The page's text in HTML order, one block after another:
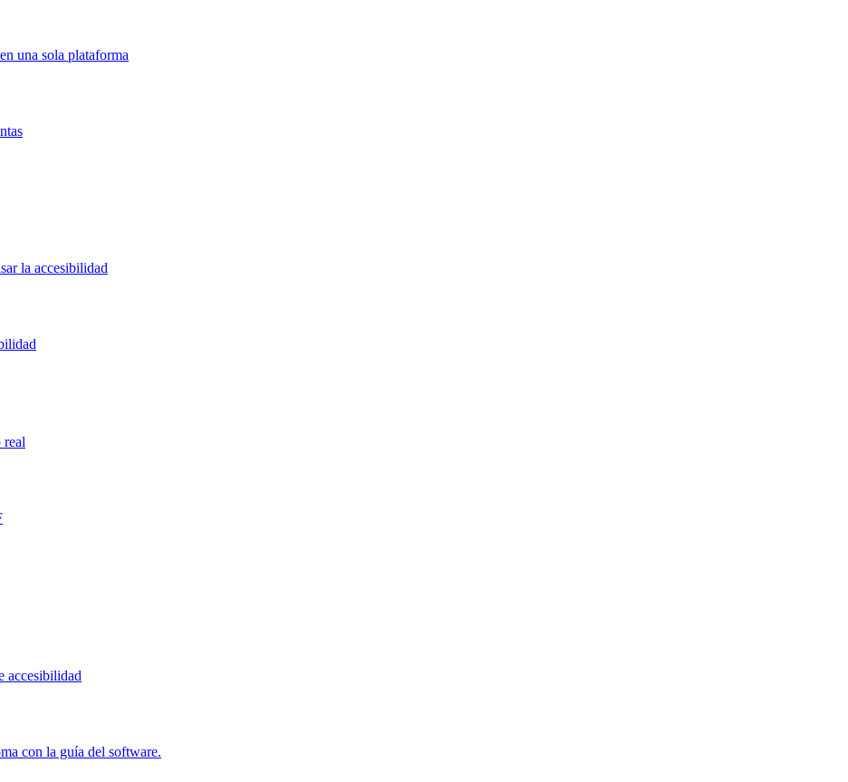
una sola plataforma
la accesibilidad
real
accesibilidad
con la guía del software.